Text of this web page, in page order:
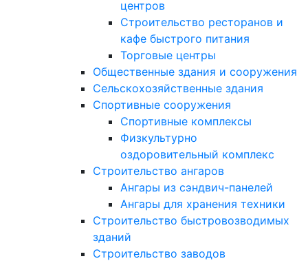
центров
Строительство ресторанов и
кафе быстрого питания
Торговые центры
Общественные здания и сооружения
Сельскохозяйственные здания
Спортивные сооружения
Спортивные комплексы
Физкультурно
оздоровительный комплекс
Строительство ангаров
Ангары из сэндвич-панелей
Ангары для хранения техники
Строительство быстровозводимых
зданий
Строительство заводов